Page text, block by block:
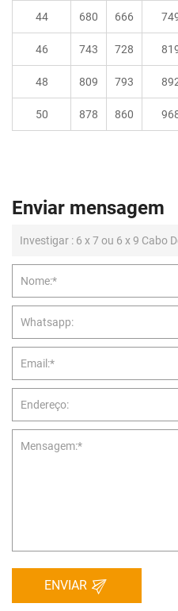
44 680 666
46 743 728
48 809 793
50 878 860
Enviar mensagem
ENVIAR